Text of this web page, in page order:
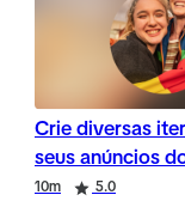
Crie diversas
seus anúncios
10m 5.0